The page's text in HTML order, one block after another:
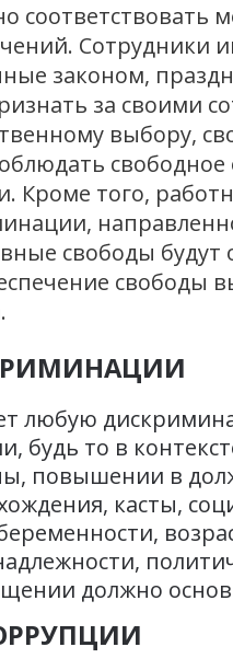
Сотрудники
законом,
за своими
выбору,
Кроме того,
свободы
свободы
любую
будь то в
повышении в
касты,
должно